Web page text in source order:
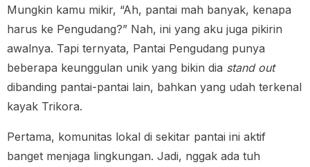
Mungkin kamu mikir, “Ah, pantai mah banyak, kenapa
harus ke Pengudang?” Nah, ini yang aku juga pikirin
awalnya. Tapi ternyata, Pantai Pengudang punya
beberapa keunggulan unik yang bikin dia stand out
dibanding pantai-pantai lain, bahkan yang udah terkenal
kayak Trikora.
Pertama, komunitas lokal di sekitar pantai ini aktif
banget menjaga lingkungan. Jadi, nggak ada tuh